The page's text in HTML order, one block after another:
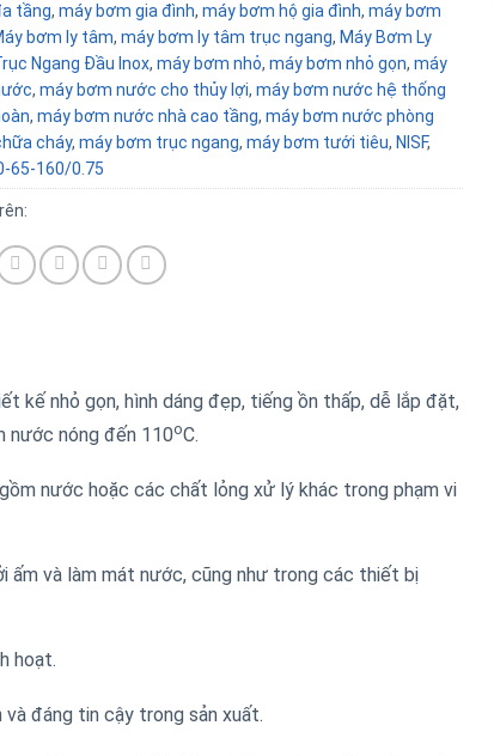
tầng, máy bơm gia đình, máy bơm hộ gia đình, máy bơm
bơm ly tâm, máy bơm ly tâm trục ngang, Máy Bơm Ly
Ngang Đầu Inox, máy bơm nhỏ, máy bơm nhỏ gọn, máy
, máy bơm nước cho thủy lợi, máy bơm nước hệ thống
, máy bơm nước nhà cao tầng, máy bơm nước phòng
cháy, máy bơm trục ngang, máy bơm tưới tiêu, NISF,
65-160/0.75
kế nhỏ gọn, hình dáng đẹp, tiếng ồn thấp, dễ lắp đặt,
nước nóng đến 110oC.
nước hoặc các chất lỏng xử lý khác trong phạm vi
ấm và làm mát nước, cũng như trong các thiết bị
hoạt.
đáng tin cậy trong sản xuất.